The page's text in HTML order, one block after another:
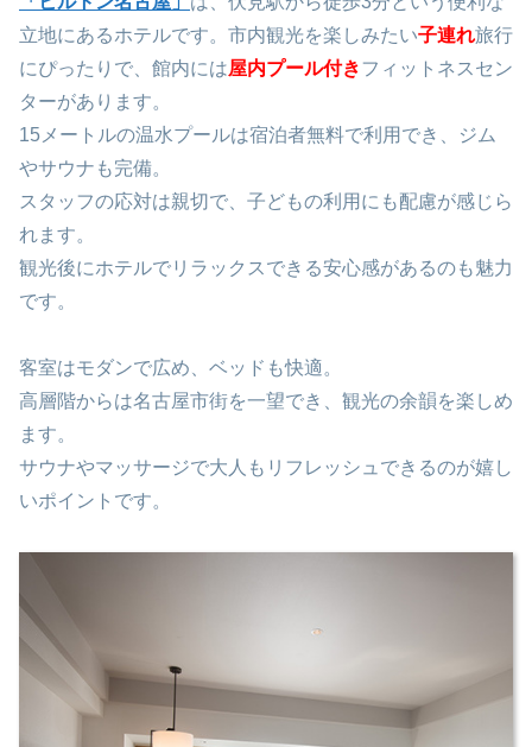
立地にあるホテルです。市内観光を楽しみたい子連れ旅行
にぴったりで、館内には屋内プール付きフィットネスセン
ターがあります。
15メートルの温水プールは宿泊者無料で利用でき、ジム
やサウナも完備。
スタッフの応対は親切で、子どもの利用にも配慮が感じら
れます。
観光後にホテルでリラックスできる安心感があるのも魅力
です。
客室はモダンで広め、ベッドも快適。
高層階からは名古屋市街を一望でき、観光の余韻を楽しめ
ます。
サウナやマッサージで大人もリフレッシュできるのが嬉し
いポイントです。